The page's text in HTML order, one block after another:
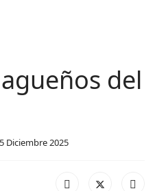
del
Diciembre 2025